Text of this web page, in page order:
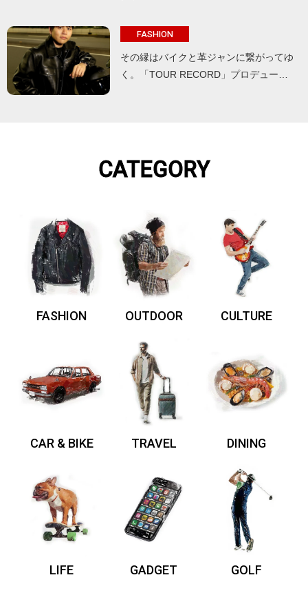
FASHION
その縁はバイクと革ジャンに繋がってゆ
く。「TOUR RECORD」プロデュー…
CATEGORY
FASHION OUTDOOR CULTURE
CAR & BIKE TRAVEL DINING
LIFE GADGET GOLF